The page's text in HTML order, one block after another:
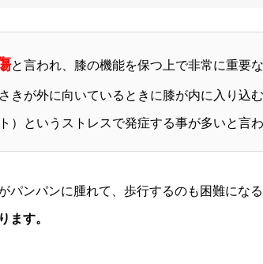
と言われ、膝の機能を保つ上で非常に重要
きが外に向いているときに膝が内に入り込
）というストレスで発症する事が多いと言わ
パンパンに腫れて、歩行するのも困難になる
ます。